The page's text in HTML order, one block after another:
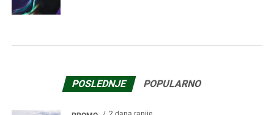
POSLEDNJE POPULARNO